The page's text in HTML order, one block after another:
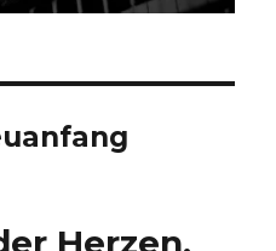
Herzen,